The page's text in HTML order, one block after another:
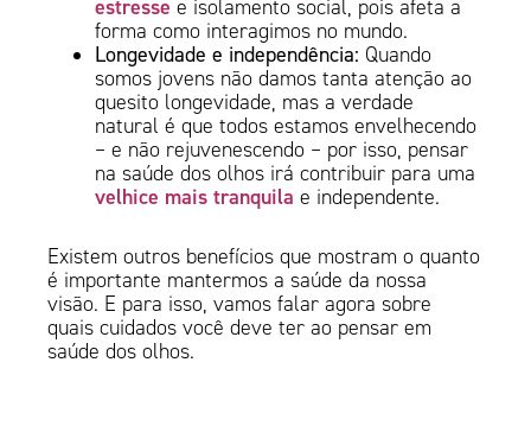
estresse e isolamento social, pois afeta a
forma como interagimos no mundo.
Longevidade e independência: Quando
somos jovens não damos tanta atenção ao
quesito longevidade, mas a verdade
natural é que todos estamos envelhecendo
– e não rejuvenescendo – por isso, pensar
na saúde dos olhos irá contribuir para uma
velhice mais tranquila e independente.
Existem outros benefícios que mostram o quanto
é importante mantermos a saúde da nossa
visão. E para isso, vamos falar agora sobre
quais cuidados você deve ter ao pensar em
saúde dos olhos.